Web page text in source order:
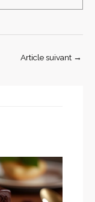
Article suivant →